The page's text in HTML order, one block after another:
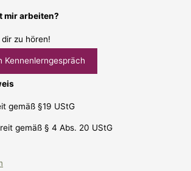
mir arbeiten?
zu hören!
Kennenlerngespräch
gemäß §19 UStG
gemäß § 4 Abs. 20 UStG